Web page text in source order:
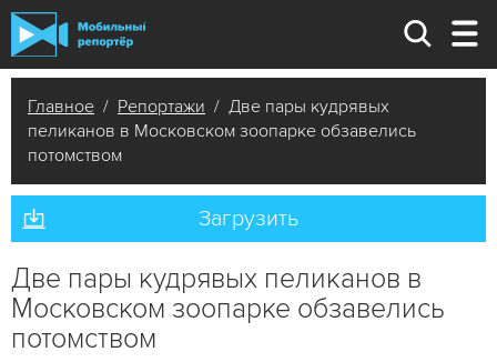
Главное / Репортажи / Две пары кудрявых
пеликанов в Московском зоопарке обзавелись
потомством
Загрузить
Две пары кудрявых пеликанов в
Московском зоопарке обзавелись
потомством